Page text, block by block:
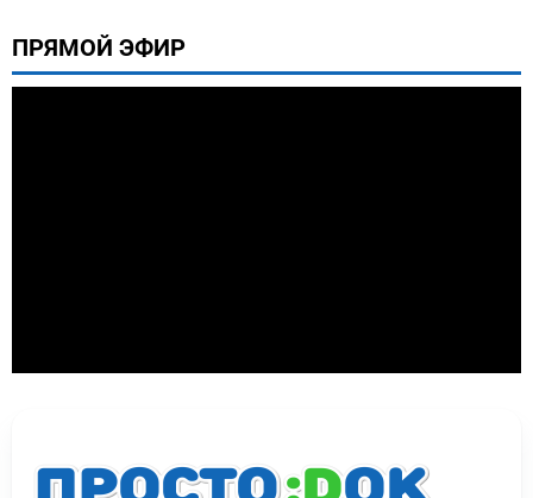
ПРЯМОЙ ЭФИР